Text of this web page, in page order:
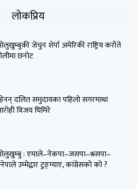
लोकप्रिय
जेचुन शेर्पा अमेरिकी राष्ट्रिय कराँते
छनोट
दलित समुदायका पहिलो सगरमाथा
विजय घिमिरे
: एमाले–नेकपा–जसपा–श्रसपा–
उम्मेद्वार टुङ्ग्याए, कांग्रेसको को ?